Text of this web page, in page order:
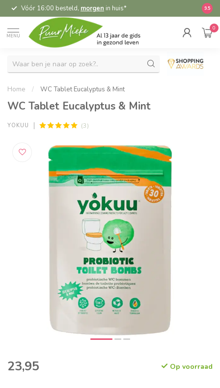
Vóór 16:00 besteld, morgen in huis* 9.5
MENU
0
Home / WC Tablet Eucalyptus & Mint
WC Tablet Eucalyptus & Mint
YOKUU (3)
23,95 Op voorraad